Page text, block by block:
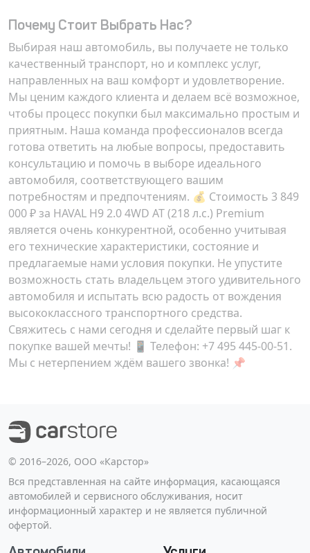
Почему Стоит Выбрать Нас?
Выбирая наш автомобиль, вы получаете не только
качественный транспорт, но и комплекс услуг,
направленных на ваш комфорт и удовлетворение.
Мы ценим каждого клиента и делаем всё возможное,
чтобы процесс покупки был максимально простым и
приятным. Наша команда профессионалов всегда
готова ответить на любые вопросы, предоставить
консультацию и помочь в выборе идеального
автомобиля, соответствующего вашим
потребностям и предпочтениям. 💰 Стоимость 3 849
000 ₽за HAVAL H9 2.0 4WD AT (218 л.с.) Premium
является очень конкурентной, особенно учитывая
его технические характеристики, состояние и
предлагаемые нами условия покупки. Не упустите
возможность стать владельцем этого удивительного
автомобиля и испытать всю радость от вождения
высококлассного транспортного средства.
Свяжитесь с нами сегодня и сделайте первый шаг к
покупке вашей мечты! 📱 Телефон: +7 495 445-00-51.
Мы с нетерпением ждём вашего звонка! 📌
©️ 2016–2026, ООО «Карстор»
Вся представленная на сайте информация, касающаяся
автомобилей и сервисного обслуживания, носит
информационный характер и не является публичной
офертой.